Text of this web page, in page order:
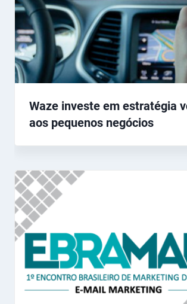
Waze investe em estratégia
aos pequenos negócios